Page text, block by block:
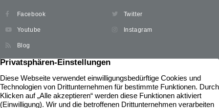
Facebook Twitter
Youtube Instagram
Blog
Immobilien Widerrufsbelehrung
Unser Service News